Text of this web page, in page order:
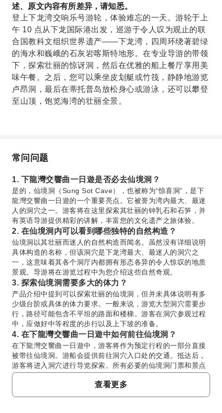
述、原文内容有所差异，请知悉。
登上下龙湾交响乐号游轮，体验难忘的一天。游轮于上
午 10 点从下龙国际港出发，巡游于令人叹为观止的联
合国教科文组织世界遗产——下龙湾，四周环绕著碧绿
的海水和巍峨的石灰岩喀斯特地形。在专业导游的带领
下，探索壮丽的惊讶洞，然后在优雅的船上餐厅享用美
味午餐。之后，您可以乘坐皮划艇或竹筏，静静地游览
卢昂洞，最后在蒂托普岛放松身心或游泳，还可以攀登
至山顶，饱览海湾的壮丽全景。
常问问题
1. 下龍灣交響曲一日遊是否必去仙境洞？
是的，仙境洞（Sung Sot Cave），也被称为“惊喜洞”，是下
龍灣交響曲一日遊的一个重要亮点。它被誉为湾内最大、最迷
人的洞穴之一。游客将在这里探索其壮丽的钟乳石和石笋，并
有英语导游提供精彩的讲解，丰富您的文化遗产之旅体验。
2. 在仙境洞内可以看到哪些独特的自然构造？
仙境洞以其壮丽而迷人的自然构造而闻名。虽然没有详细说明
具体构造的名称，但该洞穴是下龙湾最大、最迷人的洞穴之
一，这意味着其各个洞厅内都拥有形态各异的令人惊叹的地质
景观。导游将在游览过程中为您介绍这些自然奇观。
3. 探索仙境洞需要多大的体力？
产品介绍中提到可以探索壮丽的仙境洞，但并未具体说明有多
少级台阶或具体的体力要求。一般来说，游览大型洞穴需要步
行，路径可能包含不平坦的路面和楼梯。游客在洞穴参观过程
中，应做好中等程度的步行以及上下坡的准备。
4. 在下龍灣交響曲一日遊中如何前往仙境洞？
在下龍灣交響曲一日遊中，游客将作为预定行程的一部分直接
被带往仙境洞。游船会提供前往洞穴入口处的交通。抵达后，
游客将进入洞穴进行导览探索。所有必要的仙境洞门票和景点
门票均包含在游船套餐内。
5. 在下龍灣交響曲一日遊中，有哪些活动可以探索滦洞
和土島？
查看更多